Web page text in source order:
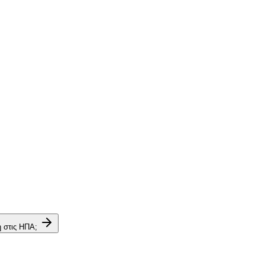
στις ΗΠΑ;